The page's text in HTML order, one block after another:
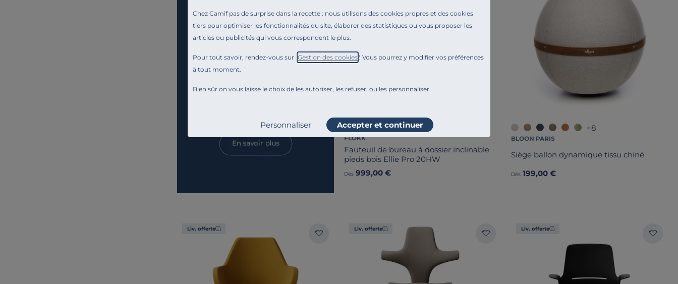
Chez Camif pas de surprise dans la recette : nous utilisons des cookies propres et des cookies
tiers pour optimiser les fonctionnalités du site, élaborer des statistiques ou vous proposer les
articles ou publicités qui vous correspondent le plus.
Pour tout savoir, rendez-vous sur " Gestion des cookies". Vous pourrez y modifier vos préférences
à tout moment.
Bien sûr on vous laisse le choix de les autoriser, les refuser, ou les personnaliser.
Personnaliser Accepter et continuer
FLOKK
Fauteuil de bureau à dossier inclinable
pieds bois Ellie Pro 20HW
Dès 999,00 €
+8
BLOON PARIS
Siège ballon dynamique tissu chiné
Dès 199,00 €
Liv. offerte Liv. offerte Liv. offerte